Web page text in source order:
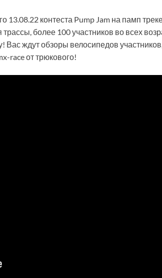
контеста Pump Jam на памп
более 100 участников во всех
Вас ждут обзоры велосипедов
race от трюкового!